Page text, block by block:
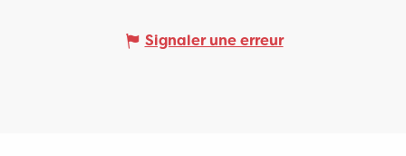
Signaler une erreur